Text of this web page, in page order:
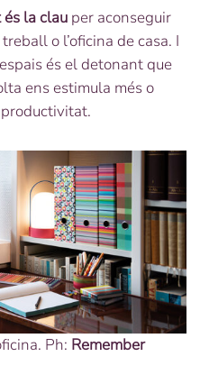
és la clau per aconseguir
o l’oficina de casa. I
és el detonant que
ens estimula més o
Ph: Remember